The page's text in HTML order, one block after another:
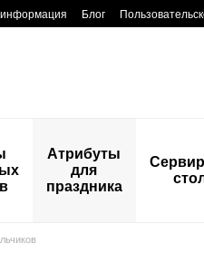
информация Блог
Атрибуты
для
праздника